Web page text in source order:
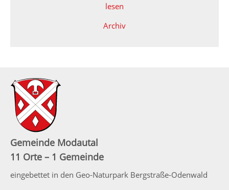
lesen
Archiv
Gemeinde Modautal
11 Orte – 1 Gemeinde
eingebettet in den Geo-Naturpark Bergstraße-Odenwald